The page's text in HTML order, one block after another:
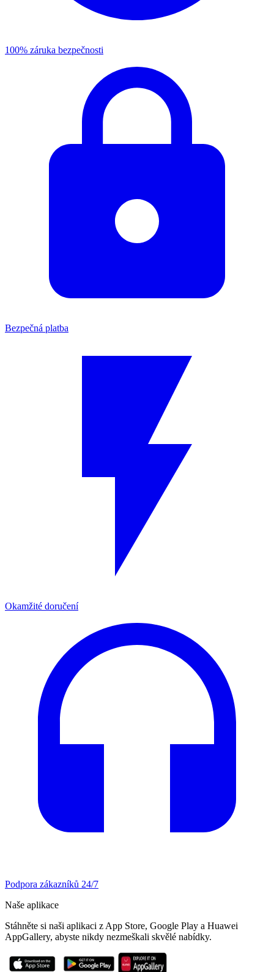
100% záruka bezpečnosti
Bezpečná platba
Okamžité doručení
Podpora zákazníků 24/7
Naše aplikace
Stáhněte si naši aplikaci z App Store, Google Play a Huawei
AppGallery, abyste nikdy nezmeškali skvělé nabídky.